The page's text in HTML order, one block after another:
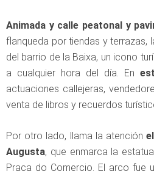
Animada y calle peatonal y
flanqueda por tiendas y terrazas,
del barrio de la Baixa, un icono
a cualquier hora del día. En
actuaciones callejeras,
venta de libros y recuerdos
Por otro lado, llama la atención
Augusta, que enmarca la
Praca do Comercio. El arco fue